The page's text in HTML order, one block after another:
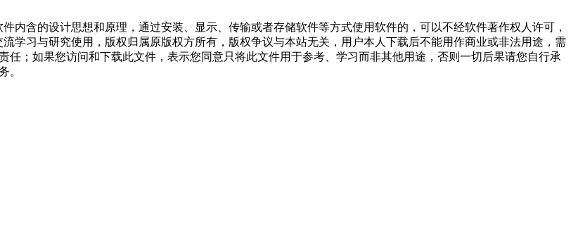
内含的设计思想和原理，通过安装、显示、传输或者存储软件等方式使用软件的，可以不经软件著作权人许可，
学习与研究使用，版权归属原版权方所有，版权争议与本站无关，用户本人下载后不能用作商业或非法用途，需
；如果您访问和下载此文件，表示您同意只将此文件用于参考、学习而非其他用途，否则一切后果请您自行承
。